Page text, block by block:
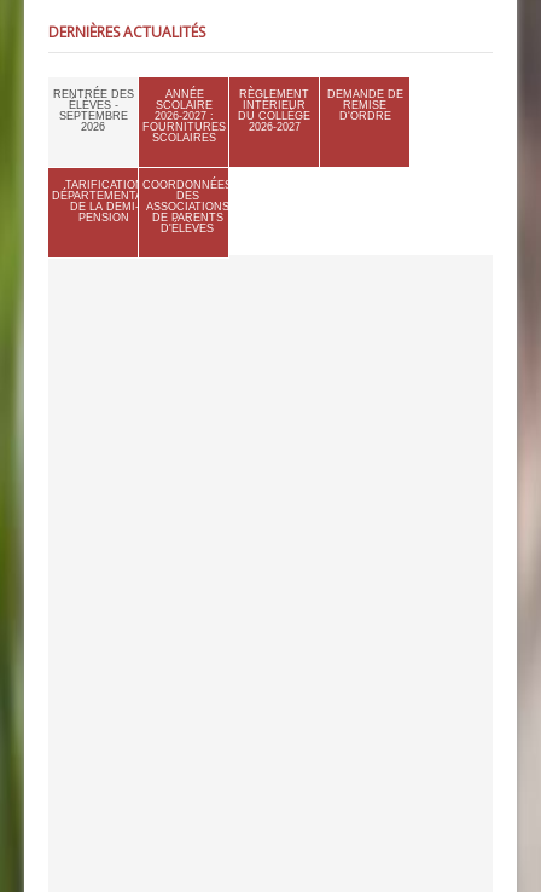
DERNIÈRES ACTUALITÉS
RENTRÉE DES
ÉLÈVES -
SEPTEMBRE
2026
ANNÉE
SCOLAIRE
2026-2027 :
FOURNITURES
SCOLAIRES
RÈGLEMENT
INTÉRIEUR
DU COLLÈGE
2026-2027
DEMANDE DE
REMISE
D'ORDRE
TARIFICATION
DÉPARTEMENTALE
DE LA DEMI-
PENSION
COORDONNÉES
DES
ASSOCIATIONS
DE PARENTS
D'ÉLÈVES